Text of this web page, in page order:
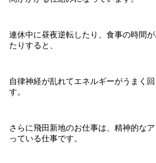
連休中に昼夜逆転したり、食事の時間
たりすると、
自律神経が乱れてエネルギーがうまく
す。
さらに飛田新地のお仕事は、精神的な
っている仕事です。